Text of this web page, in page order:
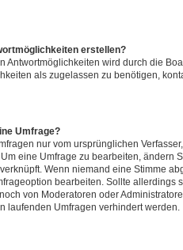
erstellen?
Antwortmöglichkeiten wird durch die
als zugelassen zu benötigen,
Umfrage?
nur vom ursprünglichen
eine Umfrage zu bearbeiten, ändern
Wenn niemand eine Stimme
bearbeiten. Sollte allerdings
von Moderatoren oder
laufenden Umfragen verhindert werden.